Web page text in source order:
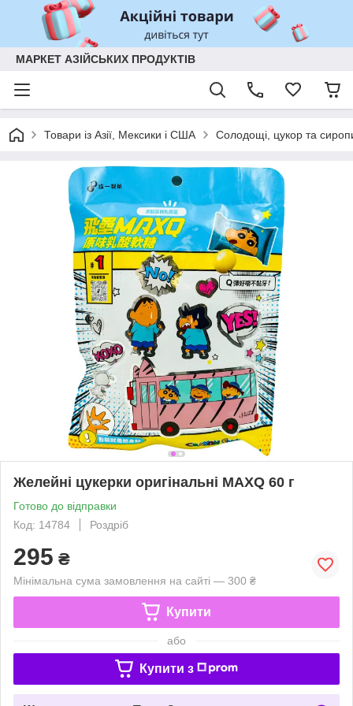
МАРКЕТ АЗІЙСЬКИХ ПРОДУКТІВ
Товари із Азії, Мексики і США Солодощі, цукор та
Желейні цукерки оригінальні MAXQ 60 г
Готово до відправки
Код: 14784
Роздріб
295 ₴
Мінімальна сума замовлення на сайті — 300 ₴
Купити
або
Купити з